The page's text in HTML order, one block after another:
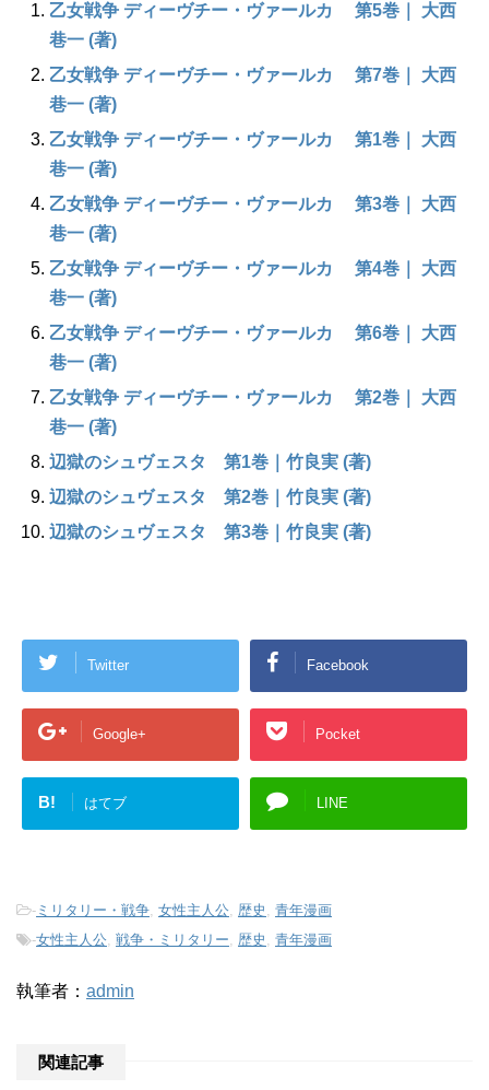
乙女戦争 ディーヴチー・ヴァールカ 第5巻｜ 大西
巷一 (著)
乙女戦争 ディーヴチー・ヴァールカ 第7巻｜ 大西
巷一 (著)
乙女戦争 ディーヴチー・ヴァールカ 第1巻｜ 大西
巷一 (著)
乙女戦争 ディーヴチー・ヴァールカ 第3巻｜ 大西
巷一 (著)
乙女戦争 ディーヴチー・ヴァールカ 第4巻｜ 大西
巷一 (著)
乙女戦争 ディーヴチー・ヴァールカ 第6巻｜ 大西
巷一 (著)
乙女戦争 ディーヴチー・ヴァールカ 第2巻｜ 大西
巷一 (著)
辺獄のシュヴェスタ 第1巻｜竹良実 (著)
辺獄のシュヴェスタ 第2巻｜竹良実 (著)
辺獄のシュヴェスタ 第3巻｜竹良実 (著)
Twitter Facebook
Google+ Pocket
B! はてブ LINE
- ミリタリー・戦争 女性主人公 歴史
青年漫画
-女性主人公 戦争・ミリタリー 歴史 青年漫画
執筆者： admin
関連記事